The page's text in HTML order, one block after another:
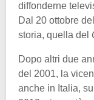
diffonderne
Dal 20 ottobre
storia, quella del
Dopo altri due
del 2001, la
anche in Italia,